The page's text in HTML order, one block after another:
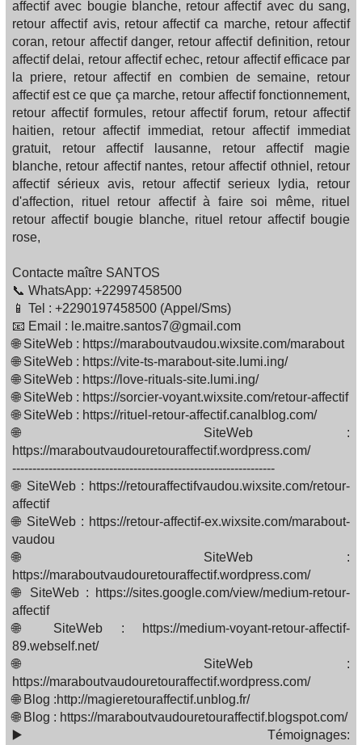
affectif avec bougie blanche, retour affectif avec du sang,
retour affectif avis, retour affectif ca marche, retour affectif
coran, retour affectif danger, retour affectif definition, retour
affectif delai, retour affectif echec, retour affectif efficace par
la priere, retour affectif en combien de semaine, retour
affectif est ce que ça marche, retour affectif fonctionnement,
retour affectif formules, retour affectif forum, retour affectif
haitien, retour affectif immediat, retour affectif immediat
gratuit, retour affectif lausanne, retour affectif magie
blanche, retour affectif nantes, retour affectif othniel, retour
affectif sérieux avis, retour affectif serieux lydia, retour
d'affection, rituel retour affectif à faire soi même, rituel
retour affectif bougie blanche, rituel retour affectif bougie
rose,
Contacte maître SANTOS
📞 WhatsApp: +22997458500
📱 Tel : +2290197458500 (Appel/Sms)
📧 Email : le.maitre.santos7@gmail.com
🌐 SiteWeb : https://maraboutvaudou.wixsite.com/marabout
🌐 SiteWeb : https://vite-ts-marabout-site.lumi.ing/
🌐 SiteWeb : https://love-rituals-site.lumi.ing/
🌐 SiteWeb : https://sorcier-voyant.wixsite.com/retour-affectif
🌐 SiteWeb : https://rituel-retour-affectif.canalblog.com/
🌐 SiteWeb :
https://maraboutvaudouretouraffectif.wordpress.com/
-----------------------------------------------------------------
🌐 SiteWeb : https://retouraffectifvaudou.wixsite.com/retour-
affectif
🌐 SiteWeb : https://retour-affectif-ex.wixsite.com/marabout-
vaudou
🌐 SiteWeb :
https://maraboutvaudouretouraffectif.wordpress.com/
🌐 SiteWeb : https://sites.google.com/view/medium-retour-
affectif
🌐 SiteWeb : https://medium-voyant-retour-affectif-
89.webself.net/
🌐 SiteWeb :
https://maraboutvaudouretouraffectif.wordpress.com/
🌐 Blog :http://magieretouraffectif.unblog.fr/
🌐 Blog : https://maraboutvaudouretouraffectif.blogspot.com/
▶️ Témoignages: